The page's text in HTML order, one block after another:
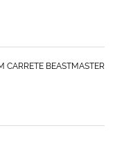
CARRETE BEASTMASTER